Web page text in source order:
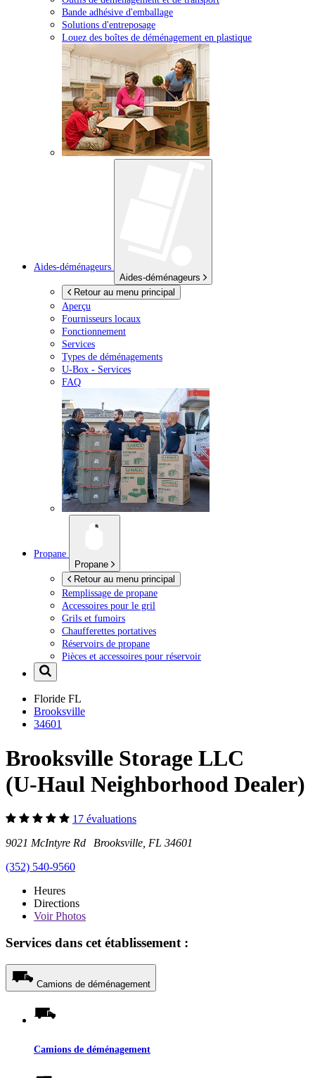
Bande adhésive d'emballage
Solutions d'entreposage
Louez des boîtes de déménagement en plastique
Aides-déménageurs
Aides-déménageurs
Retour au menu principal
Aperçu
Fournisseurs locaux
Fonctionnement
Services
Types de déménagements
U-Box - Services
FAQ
Propane
Propane
Retour au menu principal
Remplissage de propane
Accessoires pour le gril
Grils et fumoirs
Chaufferettes portatives
Réservoirs de propane
Pièces et accessoires pour réservoir
Floride FL
Brooksville
34601
Brooksville Storage LLC
(U-Haul Neighborhood Dealer)
17 évaluations
9021 McIntyre Rd Brooksville, FL 34601
(352) 540-9560
Heures
Directions
VoirPhotos
Services dans cet établissement :
Camions de déménagement
Camions de déménagement